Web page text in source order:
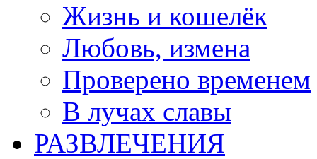
Жизнь и кошелёк
Любовь, измена
Проверено временем
В лучах славы
РАЗВЛЕЧЕНИЯ